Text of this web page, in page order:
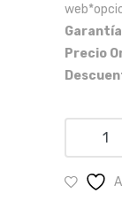
Precio
Empresas
de
los